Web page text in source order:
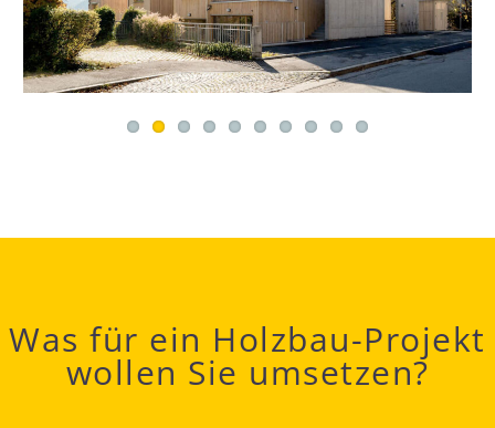
Was für ein Holzbau-Projekt
wollen Sie umsetzen?